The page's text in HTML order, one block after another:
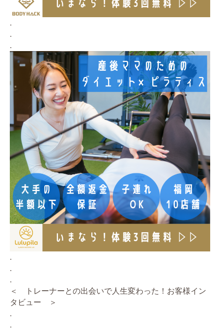
.
.
.
.
.
.
＜ トレーナーとの出会いで人生変わった！お客様イン
タビュー ＞
.
.